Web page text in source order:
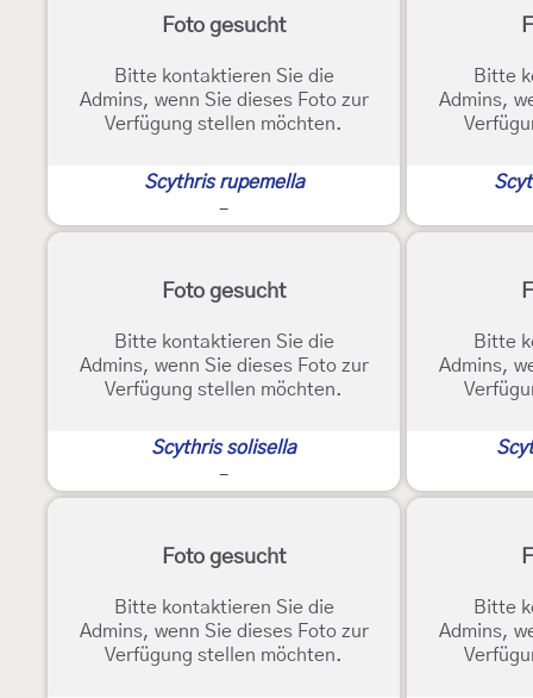
Foto gesucht
Bitte kontaktieren Sie die
Admins, wenn Sie dieses Foto zur
Verfügung stellen möchten.
Scythris rupemella
-
Bitte
Admins,
Foto gesucht
Bitte kontaktieren Sie die
Admins, wenn Sie dieses Foto zur
Verfügung stellen möchten.
Scythris solisella
-
Bitte
Admins,
Foto gesucht
Bitte kontaktieren Sie die
Admins, wenn Sie dieses Foto zur
Verfügung stellen möchten.
Bitte
Admins,